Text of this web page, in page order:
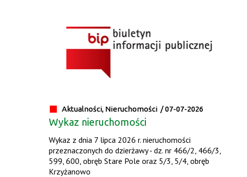
Aktualności, Nieruchomości /07-07-2026
Wykaz nieruchomości
Wykaz z dnia 7 lipca 2026 r. nieruchomości
przeznaczonych do dzierżawy - dz. nr 466/2, 466/3,
599, 600, obręb Stare Pole oraz 5/3, 5/4, obręb
Krzyżanowo